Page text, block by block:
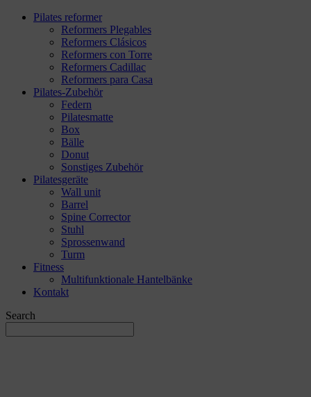
Pilates reformer
Reformers Plegables
Reformers Clásicos
Reformers con Torre
Reformers Cadillac
Reformers para Casa
Pilates-Zubehör
Federn
Pilatesmatte
Box
Bälle
Donut
Sonstiges Zubehör
Pilatesgeräte
Wall unit
Barrel
Spine Corrector
Stuhl
Sprossenwand
Turm
Fitness
Multifunktionale Hantelbänke
Kontakt
Search